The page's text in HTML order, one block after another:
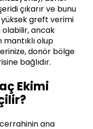
çıkarır ve bunu
greft verimi
ancak
mantıklı olup
donör bölge
bağlıdır.
Ekimi
ana